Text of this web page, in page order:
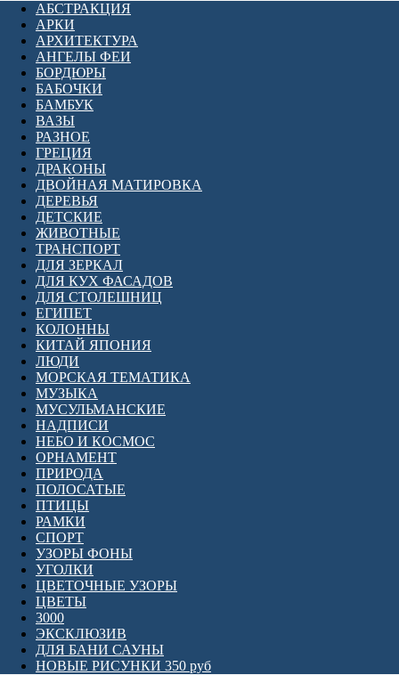
АБСТРАКЦИЯ
АРКИ
АРХИТЕКТУРА
АНГЕЛЫ ФЕИ
БОРДЮРЫ
БАБОЧКИ
БАМБУК
ВАЗЫ
РАЗНОЕ
ГРЕЦИЯ
ДРАКОНЫ
ДВОЙНАЯ МАТИРОВКА
ДЕРЕВЬЯ
ДЕТСКИЕ
ЖИВОТНЫЕ
ТРАНСПОРТ
ДЛЯ ЗЕРКАЛ
ДЛЯ КУХ ФАСАДОВ
ДЛЯ СТОЛЕШНИЦ
ЕГИПЕТ
КОЛОННЫ
КИТАЙ ЯПОНИЯ
ЛЮДИ
МОРСКАЯ ТЕМАТИКА
МУЗЫКА
МУСУЛЬМАНСКИЕ
НАДПИСИ
НЕБО И КОСМОС
ОРНАМЕНТ
ПРИРОДА
ПОЛОСАТЫЕ
ПТИЦЫ
РАМКИ
СПОРТ
УЗОРЫ ФОНЫ
УГОЛКИ
ЦВЕТОЧНЫЕ УЗОРЫ
ЦВЕТЫ
3000
ЭКСКЛЮЗИВ
ДЛЯ БАНИ САУНЫ
НОВЫЕ РИСУНКИ 350 руб